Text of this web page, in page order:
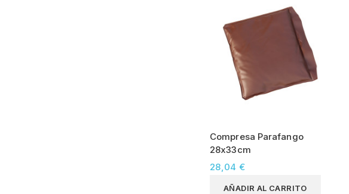
Compresa Parafango
28x33cm
28,04 €
AÑADIR AL CARRITO